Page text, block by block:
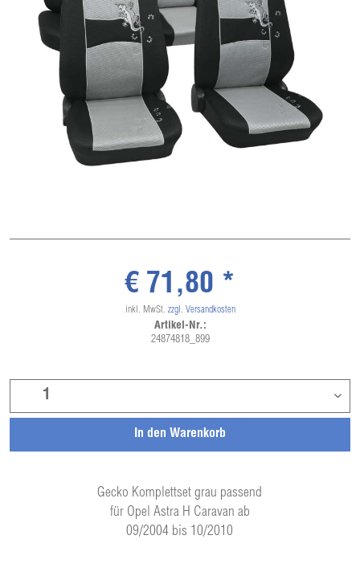
Gecko Komplettset grau passend
für Opel Astra H Caravan ab
09/2004 bis 10/2010
In den Warenkorb
€ 71,80 *
inkl. MwSt. zzgl. Versandkosten
Artikel-Nr.:
24874818_899